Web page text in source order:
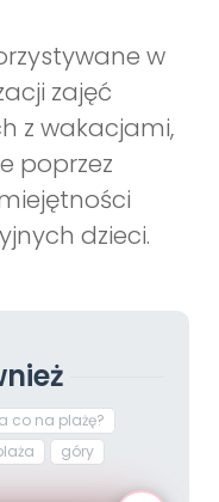
w
zajęć
z wakacjami,
poprzez
dzieci.
co na plażę?
góry